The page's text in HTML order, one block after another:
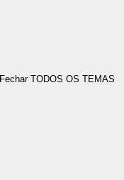
Fechar TODOS OS TEMAS